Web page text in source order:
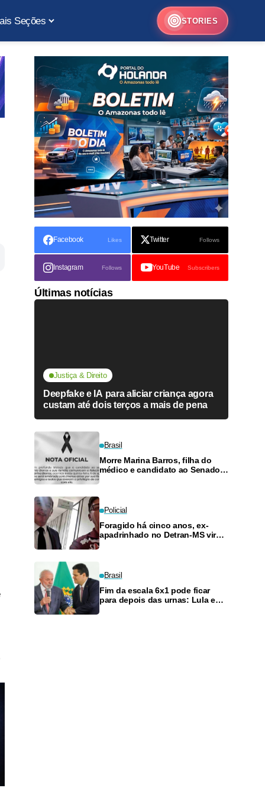
Seções STORIES
Facebook Likes Twitter Follows
Instagram Follows YouTube Subscribers
Últimas notícias
Justiça & Direito
Deepfake e IA para aliciar criança agora
custam até dois terços a mais de pena
Brasil
Morre Marina Barros, filha do
médico e candidato ao Senado
Policial
Foragido há cinco anos, ex-
apadrinhado no Detran-MS vira
Brasil
Fim da escala 6x1 pode ficar
para depois das urnas: Lula e